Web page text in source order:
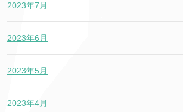
2023年7月
2023年6月
2023年5月
2023年4月